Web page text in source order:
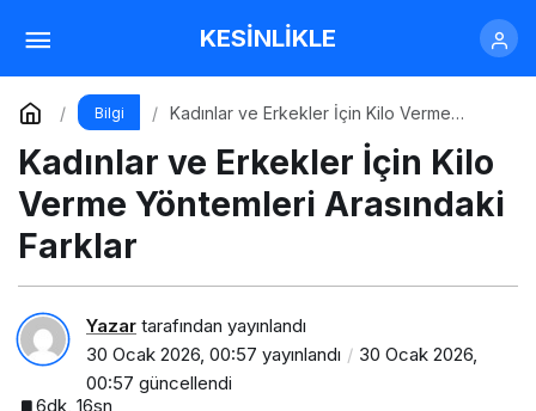
KESİNLİKLE
Bilgi
Kadınlar ve Erkekler İçin Kilo Verme
Kadınlar ve Erkekler İçin Kilo
Verme Yöntemleri Arasındaki
Farklar
Yazar tarafından yayınlandı
30 Ocak 2026, 00:57 yayınlandı
30 Ocak 2026,
00:57 güncellendi
6dk, 16sn
Kadınlar ve Erkekler İçin Kilo Verme
Yöntemleri Arasındaki Farklar
Yorum Yap